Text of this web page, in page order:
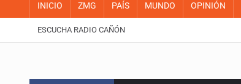
INICIO ZMG PAÍS MUNDO OPINIÓN
ESCUCHA RADIO CAÑÓN